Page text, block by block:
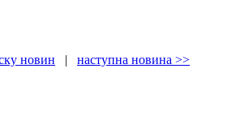
новин | наступна новина >>